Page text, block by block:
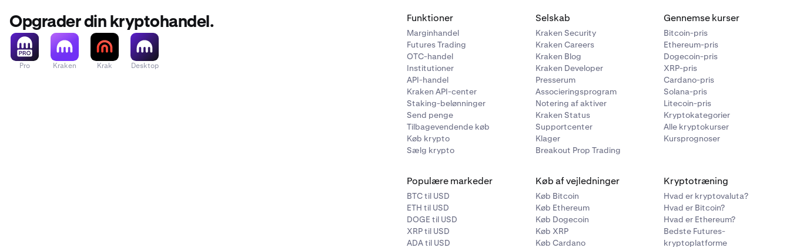
Opgrader din kryptohandel.
Pro Kraken Krak Desktop
Funktioner
Marginhandel
Futures Trading
OTC-handel
Institutioner
API-handel
Kraken API-center
Staking-belønninger
Send penge
Tilbagevendende køb
Køb krypto
Sælg krypto
Selskab
Kraken Security
Kraken Careers
Kraken Blog
Kraken Developer
Presserum
Associeringsprogram
Notering af aktiver
Kraken Status
Supportcenter
Klager
Breakout Prop Trading
Gennemse kurser
Bitcoin-pris
Ethereum-pris
Dogecoin-pris
XRP-pris
Cardano-pris
Solana-pris
Litecoin-pris
Kryptokategorier
Alle kryptokurser
Kursprognoser
Populære markeder
BTC til USD
ETH til USD
DOGE til USD
XRP til USD
ADA til USD
Køb af vejledninger
Køb Bitcoin
Køb Ethereum
Køb Dogecoin
Køb XRP
Køb Cardano
Kryptotræning
Hvad er kryptovaluta?
Hvad er Bitcoin?
Hvad er Ethereum?
Bedste Futures-
kryptoplatforme